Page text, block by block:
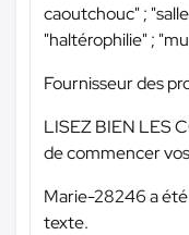
caoutchouc" ;
"haltérophilie" ;
Fournisseur des
LISEZ BIEN LES
de commencer
Marie-28246 a
texte.